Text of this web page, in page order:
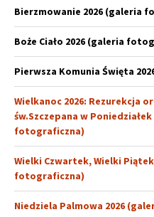
Bierzmowanie 2026 (galeria
Boże Ciało 2026 (galeria
Pierwsza Komunia Święta
Wielkanoc 2026: Rezurekcja
św.Szczepana w
fotograficzna)
Wielki Czwartek, Wielki
fotograficzna)
Niedziela Palmowa 2026